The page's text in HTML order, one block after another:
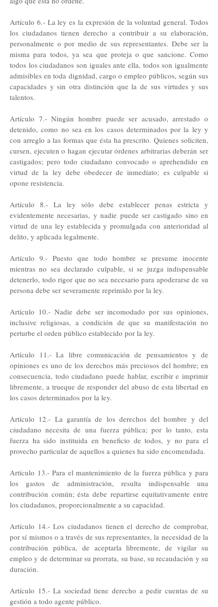
Artículo 6.- La ley es la expresión de la voluntad general. Todos
los ciudadanos tienen derecho a contribuir a su elaboración,
personalmente o por medio de sus representantes. Debe ser la
misma para todos, ya sea que proteja o que sancione. Como
todos los ciudadanos son iguales ante ella, todos son igualmente
admisibles en toda dignidad, cargo o empleo públicos, según sus
capacidades y sin otra distinción que la de sus virtudes y sus
talentos.
Artículo 7.- Ningún hombre puede ser acusado, arrestado o
detenido, como no sea en los casos determinados por la ley y
con arreglo a las formas que ésta ha prescrito. Quienes soliciten,
cursen, ejecuten o hagan ejecutar órdenes arbitrarias deberán ser
castigados; pero todo ciudadano convocado o aprehendido en
virtud de la ley debe obedecer de inmediato; es culpable si
opone resistencia.
Artículo 8.- La ley sólo debe establecer penas estricta y
evidentemente necesarias, y nadie puede ser castigado sino en
virtud de una ley establecida y promulgada con anterioridad al
delito, y aplicada legalmente.
Artículo 9.- Puesto que todo hombre se presume inocente
mientras no sea declarado culpable, si se juzga indispensable
detenerlo, todo rigor que no sea necesario para apoderarse de su
persona debe ser severamente reprimido por la ley.
Artículo 10.- Nadie debe ser incomodado por sus opiniones,
inclusive religiosas, a condición de que su manifestación no
perturbe el orden público establecido por la ley.
Artículo 11.- La libre comunicación de pensamientos y de
opiniones es uno de los derechos más preciosos del hombre; en
consecuencia, todo ciudadano puede hablar, escribir e imprimir
libremente, a trueque de responder del abuso de esta libertad en
los casos determinados por la ley.
Artículo 12.- La garantía de los derechos del hombre y del
ciudadano necesita de una fuerza pública; por lo tanto, esta
fuerza ha sido instituida en beneficio de todos, y no para el
provecho particular de aquellos a quienes ha sido encomendada.
Artículo 13.- Para el mantenimiento de la fuerza pública y para
los gastos de administración, resulta indispensable una
contribución común; ésta debe repartirse equitativamente entre
los ciudadanos, proporcionalmente a su capacidad.
Artículo 14.- Los ciudadanos tienen el derecho de comprobar,
por sí mismos o a través de sus representantes, la necesidad de la
contribución pública, de aceptarla libremente, de vigilar su
empleo y de determinar su prorrata, su base, su recaudación y su
duración.
Artículo 15.- La sociedad tiene derecho a pedir cuentas de su
gestión a todo agente público.